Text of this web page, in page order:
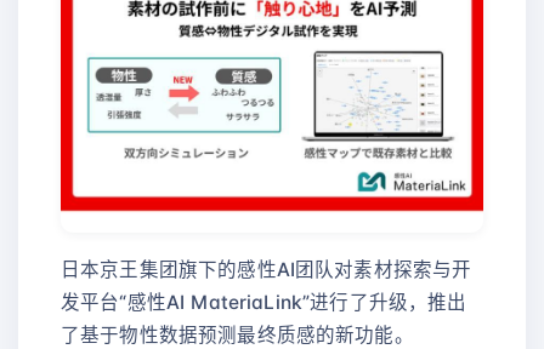
日本京王集团旗下的感性AI团队对素材探索与开
发平台“感性AI MateriaLink”进行了升级，推出
了基于物性数据预测最终质感的新功能。